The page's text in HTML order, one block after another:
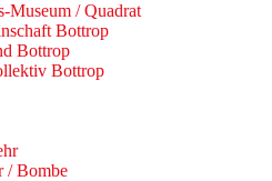
Museum / Quadrat
Bottrop
Bottrop
Bottrop
/ Bombe